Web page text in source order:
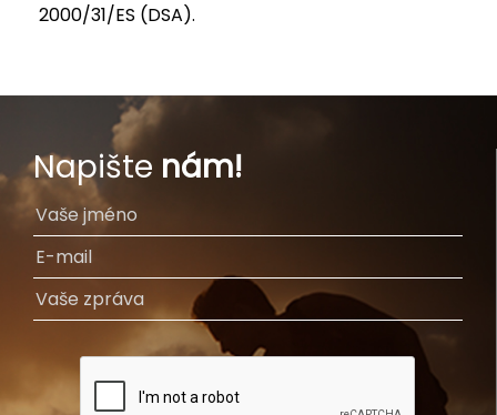
2000/31/ES (DSA).
Napište nám!